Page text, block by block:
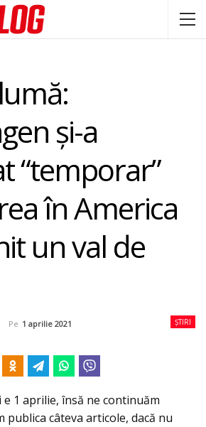
şi-a
“temporar”
în America
un val de
ȘTIRI
Pe 1 aprilie 2021
e 1 aprilie, însă ne continuăm
publica câteva articole, dacă nu